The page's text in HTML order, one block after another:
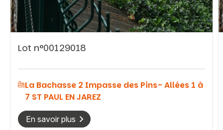
Lot n°00129018
La Bachasse 2 Impasse des Pins- Allées 1 à
7 ST PAUL EN JAREZ
En savoir plus